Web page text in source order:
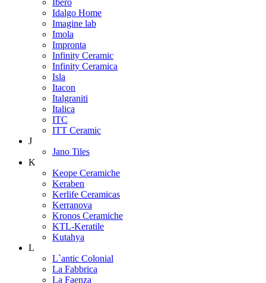
Idalgo Home
Imagine lab
Imola
Impronta
Infinity Ceramic
Infinity Ceramica
Isla
Itacon
Italgraniti
Italica
ITC
ITT Ceramic
J
Jano Tiles
K
Keope Ceramiche
Keraben
Kerlife Ceramicas
Kerranova
Kronos Ceramiche
KTL-Keratile
Kutahya
L
L`antic Colonial
La Fabbrica
La Faenza